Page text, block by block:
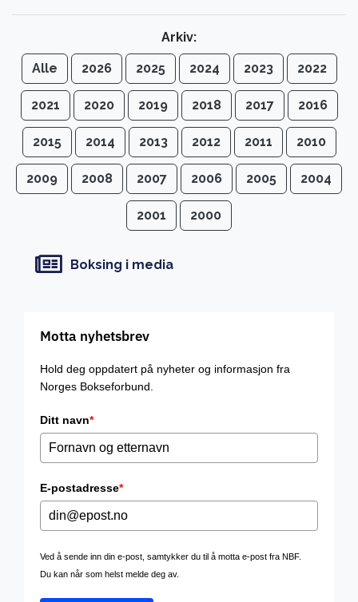
Arkiv:
Alle 2026 2025 2024 2023 2022
2021 2020 2019 2018 2017 2016
2015 2014 2013 2012 2011 2010
2009 2008 2007 2006 2005 2004
2001 2000
Boksing i media
Motta nyhetsbrev
Hold deg oppdatert på nyheter og informasjon fra
Norges Bokseforbund.
Ditt navn*
E-postadresse*
Ved å sende inn din e-post, samtykker du til å motta e-post fra NBF.
Du kan når som helst melde deg av.